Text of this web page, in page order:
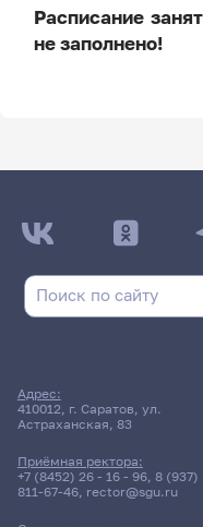
Расписание
не заполнено!
ДАТА
Адрес:
410012, г. Саратов, ул.
Астраханская, 83
Приёмная ректора:
+7 (8452) 26 - 16 - 96, 8 (937)
811-67-46, rector@sgu.ru